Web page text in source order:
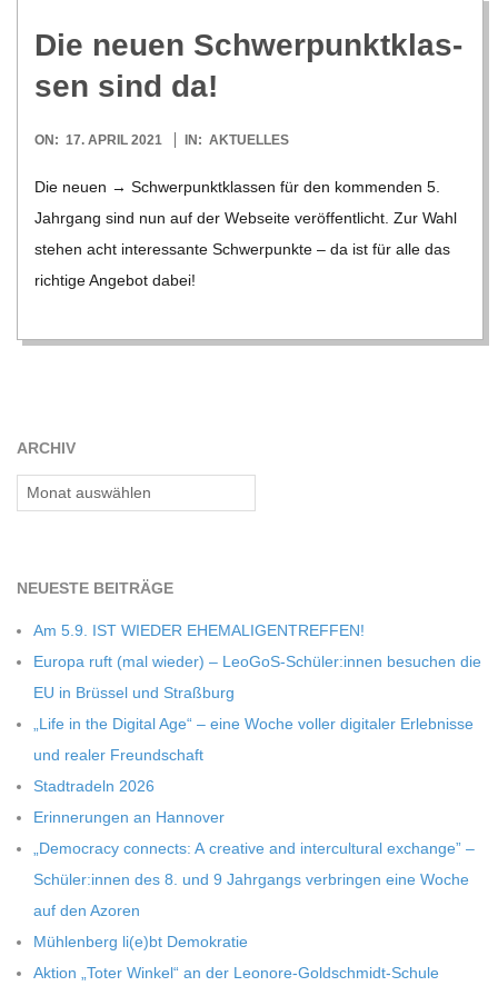
C
H
U
L
E
Die neuen Schwer­punkt­klas­
sen sind da!
2021-
ON: 17. APRIL 2021 IN: AKTUELLES
Die neuen → Schwer­punkt­klas­sen für den kom­men­den 5.
Jahr­gang sind nun auf der Web­seite ver­öf­fent­licht. Zur Wahl
ste­hen acht inter­es­sante Schwer­punkte – da ist für alle das
rich­tige Ange­bot dabei!
ARCHIV
Archiv
NEU­ESTE BEITRÄGE
Am 5.9. IST WIEDER EHEMALIGENTREFFEN!
Europa ruft (mal wie­der) – LeoGoS-Schüler:innen besu­chen die
EU in Brüs­sel und Straßburg
„Life in the Digi­tal Age“ – eine Woche vol­ler digi­ta­ler Erleb­nisse
und rea­ler Freundschaft
Stadt­ra­deln 2026
Erin­ne­run­gen an Hannover
„Demo­cracy con­nects: A crea­tive and inter­cul­tu­ral exch­ange” –
Schüler:innen des 8. und 9 Jahr­gangs ver­brin­gen eine Woche
auf den Azoren
Müh­len­berg li(e)bt Demokratie
Aktion „Toter Win­kel“ an der Leonore-Goldschmidt-Schule